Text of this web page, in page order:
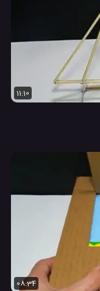
11:10
08:34